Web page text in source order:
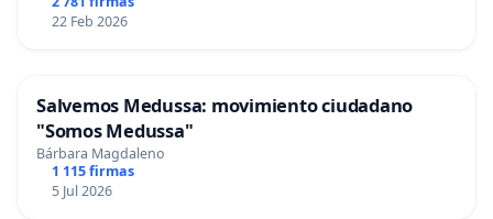
22 Feb 2026
Salvemos Medussa: movimiento ciudadano
"Somos Medussa"
Bárbara Magdaleno
1 115 firmas
5 Jul 2026